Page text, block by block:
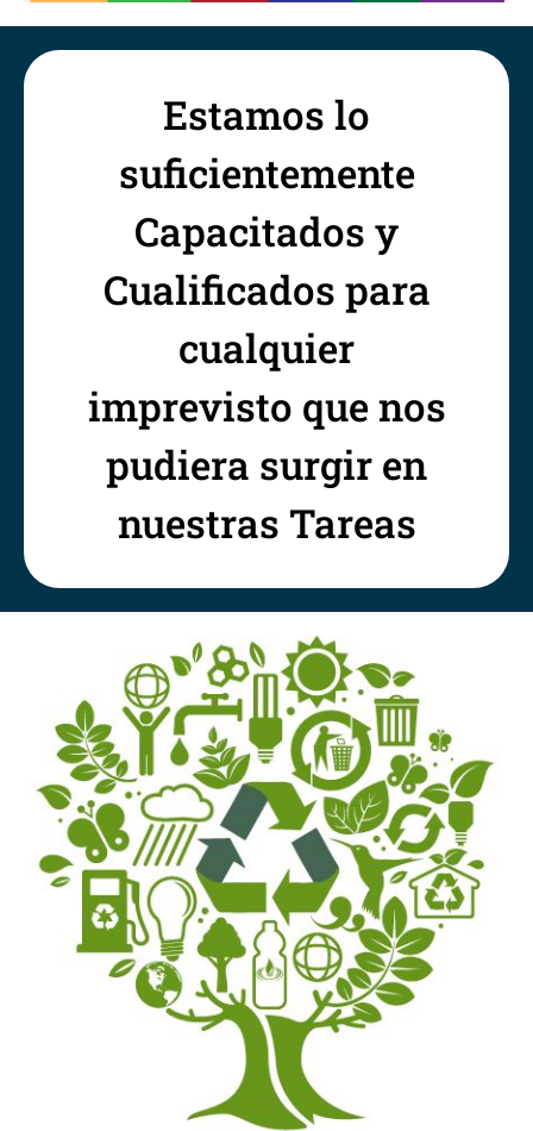
Estamos lo
suficientemente
Capacitados y
Cualificados para
cualquier
imprevisto que nos
pudiera surgir en
nuestras Tareas